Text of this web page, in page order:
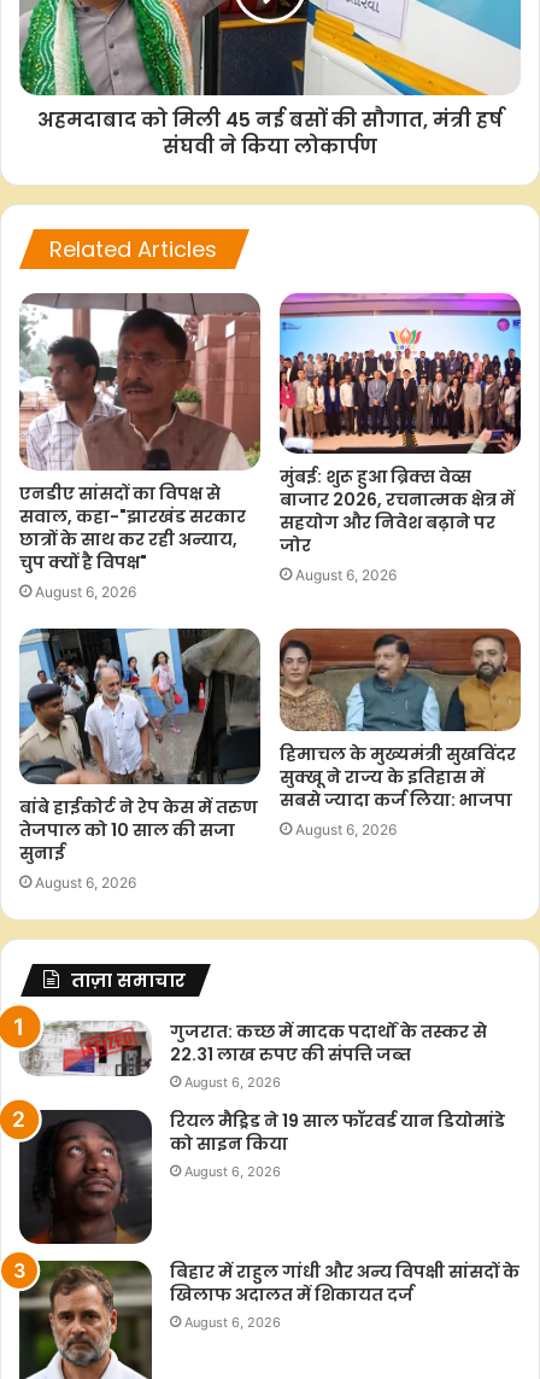
अहमदाबाद को मिली 45 नई बसों की सौगात, मंत्री हर्ष
संघवी ने किया लोकार्पण
Related Articles
एनडीए सांसदों का विपक्ष से
सवाल, कहा-"झारखंड सरकार
छात्रों के साथ कर रही अन्याय,
चुप क्यों है विपक्ष"
August 6, 2026
मुंबई: शुरू हुआ ब्रिक्स वेव्स
बाजार 2026, रचनात्मक क्षेत्र में
सहयोग और निवेश बढ़ाने पर
जोर
August 6, 2026
बांबे हाईकोर्ट ने रेप केस में तरुण
तेजपाल को 10 साल की सजा
सुनाई
August 6, 2026
हिमाचल के मुख्यमंत्री सुखविंदर
सुक्खू ने राज्य के इतिहास में
सबसे ज्यादा कर्ज लिया: भाजपा
August 6, 2026
ताज़ा समाचार
गुजरात: कच्छ में मादक पदार्थों के तस्कर से
22.31 लाख रुपए की संपत्ति जब्त
August 6, 2026
रियल मैड्रिड ने 19 साल फॉरवर्ड यान डियोमांडे
को साइन किया
August 6, 2026
बिहार में राहुल गांधी और अन्य विपक्षी सांसदों के
खिलाफ अदालत में शिकायत दर्ज
August 6, 2026